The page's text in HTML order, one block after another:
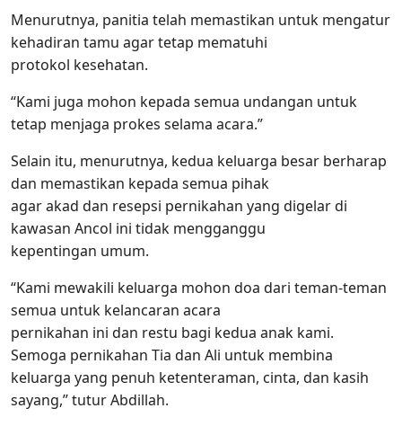
Menurutnya, panitia telah memastikan untuk mengatur
kehadiran tamu agar tetap mematuhi
protokol kesehatan.
“Kami juga mohon kepada semua undangan untuk
tetap menjaga prokes selama acara.”
Selain itu, menurutnya, kedua keluarga besar berharap
dan memastikan kepada semua pihak
agar akad dan resepsi pernikahan yang digelar di
kawasan Ancol ini tidak mengganggu
kepentingan umum.
“Kami mewakili keluarga mohon doa dari teman-teman
semua untuk kelancaran acara
pernikahan ini dan restu bagi kedua anak kami.
Semoga pernikahan Tia dan Ali untuk membina
keluarga yang penuh ketenteraman, cinta, dan kasih
sayang,” tutur Abdillah.